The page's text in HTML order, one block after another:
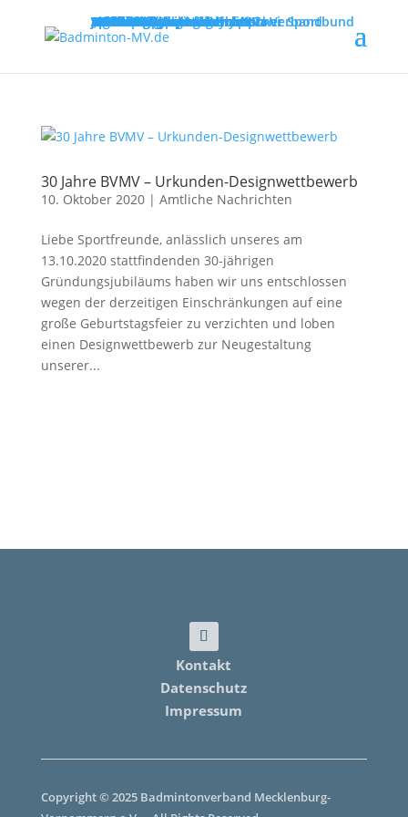
MENUMENU
Willkommen
Verband
Verbandsführung
Ausschreibungen
Vereine
Vereinsservice
Spielbetrieb
Turniere
Landesliga
Landesklasse
Bezirksliga
Lehre & Ausbildung
Ausbildungen
Fortbildungen
Trainerinfos
Schulsport
Shuttle Time
„Mach mit – spiel dich fit!“
Jugend trainiert für Olympia
Spiel- und Sportabzeichen
Badmintonabenteuer mit Toni
Links
DBV - Deutscher Badminton-Verband
DBV - Gruppe Nord
DOSB - Deutscher Olympischer Sportbund
LSB - Landessportbund MV
30 Jahre BVMV – Urkunden-Designwettbewerb
10. Oktober 2020| Amtliche Nachrichten
Liebe Sportfreunde, anlässlich unseres am
13.10.2020 stattfindenden 30-jährigen
Gründungsjubiläums haben wir uns entschlossen
wegen der derzeitigen Einschränkungen auf eine
große Geburtstagsfeier zu verzichten und loben
einen Designwettbewerb zur Neugestaltung
unserer...
Kontakt
Datenschutz
Impressum
Copyright © 2025 Badmintonverband Mecklenburg-